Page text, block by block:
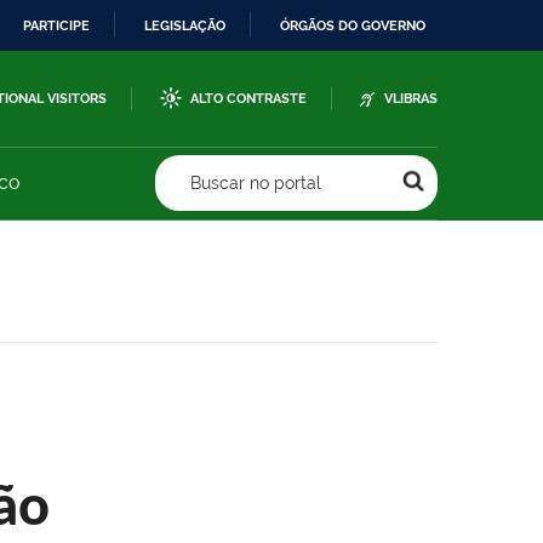
PARTICIPE LEGISLAÇÃO ÓRGÃOS DO GOVERNO
VISITORS ALTO CONTRASTE VLIBRAS
Buscar no portal